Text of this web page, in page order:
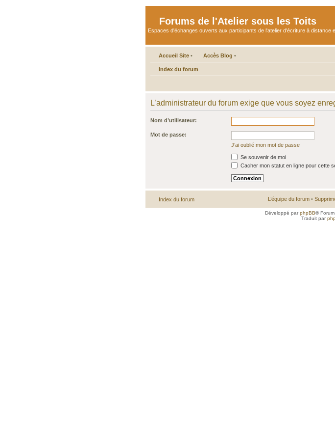
Forums de l'Atelier sous les Toits
Espaces d'échanges ouverts aux participants de l'atelier d'écriture à distance
Accueil Site • Accès Blog •
Index du forum
L’administrateur du forum exige que vous soyez
Nom d’utilisateur:
Mot de passe:
J’ai oublié mon mot de passe
Se souvenir de moi
Cacher mon statut en ligne pour cette
Index du forum L’équipe du forum •
Développé parphpBB®
Traduit par